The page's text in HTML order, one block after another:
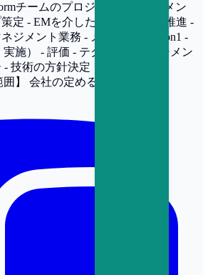
チームのプロジェクトマネジメン
定 - EMを介したプロジェクト推進 -
ジメント業務 - メンバーとの1on1 -
施） - 評価 - テクノロジマネジメン
- 技術の方針決定
】
会社の定める業務